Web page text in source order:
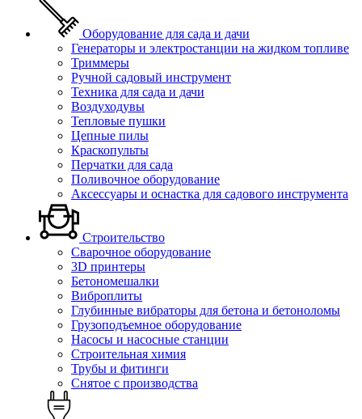
Оборудование для сада и дачи
Генераторы и электростанции на жидком топливе
Триммеры
Ручной садовый инструмент
Техника для сада и дачи
Воздуходувы
Тепловые пушки
Цепные пилы
Краскопульты
Перчатки для сада
Поливочное оборудование
Аксессуары и оснастка для садового инструмента
Строительство
Сварочное оборудование
3D принтеры
Бетономешалки
Виброплиты
Глубинные вибраторы для бетона и бетоноломы
Грузоподъемное оборудование
Насосы и насосные станции
Строительная химия
Трубы и фитинги
Снятое с производства